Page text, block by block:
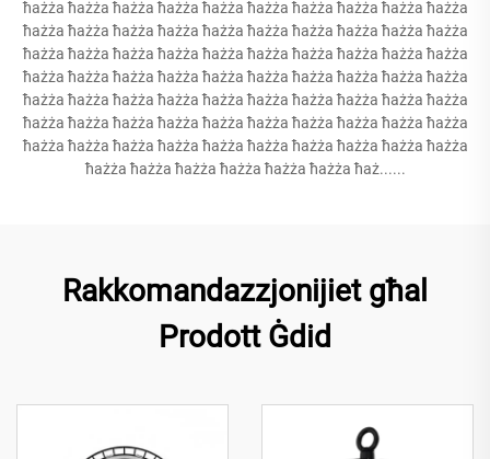
ħażża ħażża ħażża ħażża ħażża ħażża ħażża ħażża ħażża ħażża
ħażża ħażża ħażża ħażża ħażża ħażża ħażża ħażża ħażża ħażża
ħażża ħażża ħażża ħażża ħażża ħażża ħażża ħażża ħażża ħażża
ħażża ħażża ħażża ħażża ħażża ħażża ħażża ħażża ħażża ħażża
ħażża ħażża ħażża ħażża ħażża ħażża ħażża ħażża ħażża ħażża
ħażża ħażża ħażża ħażża ħażża ħażża ħażża ħażża ħażża ħażża
ħażża ħażża ħażża ħażża ħażża ħażża ħażża ħażża ħażża ħażża
ħażża ħażża ħażża ħażża ħażża ħażża ħaż......
Rakkomandazzjonijiet għal
Prodott Ġdid